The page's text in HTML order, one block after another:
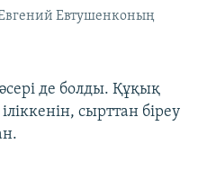
Евтушенконың
де болды. Құқық
сырттан біреу